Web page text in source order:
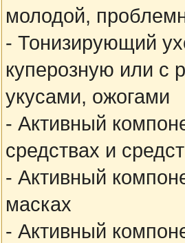
молодой,
- Тонизирующий
куперозную или с
укусами, ожогами
- Активный
средствах и
- Активный
масках
- Активный